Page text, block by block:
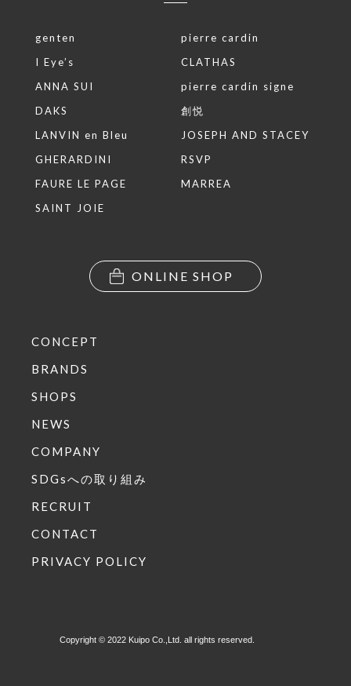
genten
pierre cardin
I Eye’s
CLATHAS
ANNA SUI
pierre cardin signe
DAKS
創悦
LANVIN en Bleu
JOSEPH AND STACEY
GHERARDINI
RSVP
FAURE LE PAGE
MARREA
SAINT JOIE
ONLINE SHOP
CONCEPT
BRANDS
SHOPS
NEWS
COMPANY
SDGsへの取り組み
RECRUIT
CONTACT
PRIVACY POLICY
Copyright © 2022 Kuipo Co.,Ltd. all rights reserved.